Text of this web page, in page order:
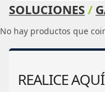
SOLUCIONES/
No hay productos que
REALICE